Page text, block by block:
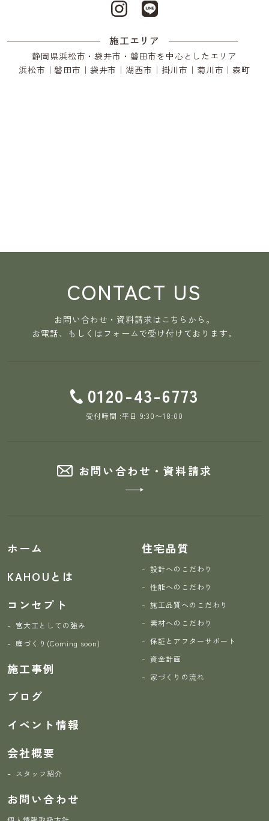
施工エリア
静岡県浜松市・袋井市・磐田市を中心としたエリア
浜松市｜磐田市｜袋井市｜湖西市｜掛川市｜菊川市｜森町
CONTACT US
お問い合わせ・資料請求はこちらから。
お電話、もしくはフォームで受け付けております。
0120-43-6773
受付時間 :平日 9:30〜18:00
お問い合わせ・資料請求
ホーム
KAHOUとは
コンセプト
宮大工としての強み
庭づくり(Coming soon)
施工事例
住宅品質
設計へのこだわり
性能へのこだわり
施工品質へのこだわり
素材へのこだわり
保証とアフターサポート
資金計画
家づくりの流れ
ブログ
イベント情報
会社概要
スタッフ紹介
お問い合わせ